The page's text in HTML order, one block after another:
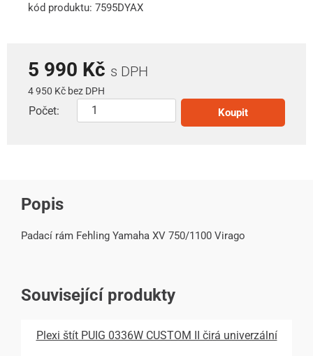
kód produktu: 7595DYAX
5 990 Kč s DPH
4 950 Kč bez DPH
Počet: Koupit
Popis
Padací rám Fehling Yamaha XV 750/1100 Virago
Související produkty
Plexi štít PUIG 0336W CUSTOM II čirá univerzální